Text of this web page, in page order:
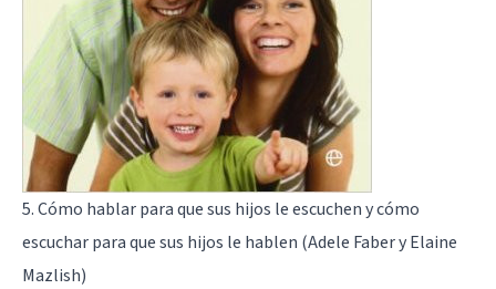
5. Cómo hablar para que sus hijos le escuchen y cómo
escuchar para que sus hijos le hablen (Adele Faber y Elaine
Mazlish)